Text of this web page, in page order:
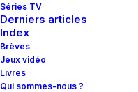
Séries TV
Derniers articles
Index
Brèves
Jeux vidéo
Livres
Qui sommes-nous ?